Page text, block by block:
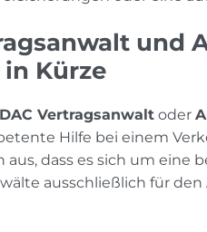
und
Kürze
Vertragsanwalt oder
Hilfe bei einem
aus, dass es sich um eine
ausschließlich für den